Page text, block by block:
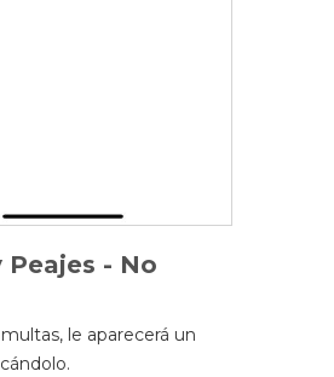
Peajes - No
le aparecerá un